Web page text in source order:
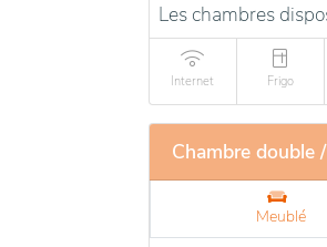
Les chambres
Internet Frigo
Chambre double
Meublé